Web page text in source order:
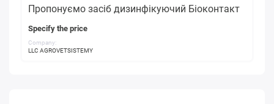
Пропонуємо засіб дизинфікуючий Біоконтакт
Specify the price
Company:
LLC AGROVETSISTEMY